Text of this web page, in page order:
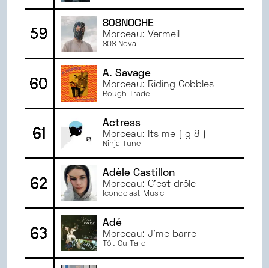
59
808NOCHE
Morceau: Vermeil
808 Nova
60
A. Savage
Morceau: Riding Cobbles
Rough Trade
61
Actress
Morceau: Its me ( g 8 )
Ninja Tune
62
Adèle Castillon
Morceau: C'est drôle
Iconoclast Music
63
Adé
Morceau: J'me barre
Tôt Ou Tard